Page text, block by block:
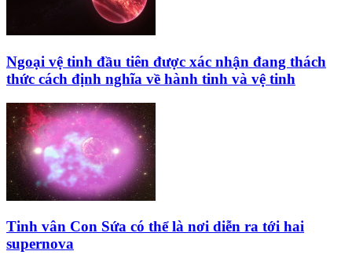
Ngoại vệ tinh đầu tiên được xác nhận đang thách
thức cách định nghĩa về hành tinh và vệ tinh
Tinh vân Con Sứa có thể là nơi diễn ra tới hai
supernova